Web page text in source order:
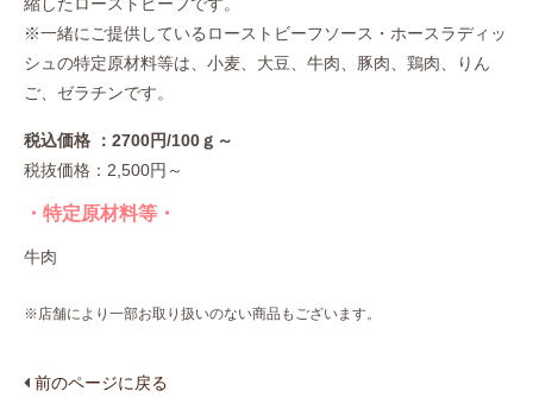
※一緒にご提供しているローストビーフソース・ホースラディッ
シュの特定原材料等は、小麦、大豆、牛肉、豚肉、鶏肉、りん
ご、ゼラチンです。
税込価格 ：2700円/100ｇ～
税抜価格：2,500円～
・特定原材料等・
牛肉
※店舗により一部お取り扱いのない商品もございます。
前のページに戻る